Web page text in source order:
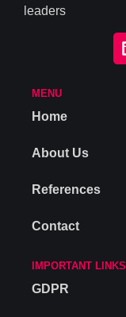
leaders
MENU
Home
About Us
References
Contact
IMPORTANT LINKS
GDPR